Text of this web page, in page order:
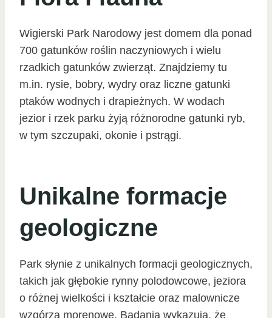
Wigierski Park Narodowy jest domem dla ponad
700 gatunków roślin naczyniowych i wielu
rzadkich gatunków zwierząt. Znajdziemy tu
m.in. rysie, bobry, wydry oraz liczne gatunki
ptaków wodnych i drapieżnych. W wodach
jezior i rzek parku żyją różnorodne gatunki ryb,
w tym szczupaki, okonie i pstrągi.
Unikalne formacje
geologiczne
Park słynie z unikalnych formacji geologicznych,
takich jak głębokie rynny polodowcowe, jeziora
o różnej wielkości i kształcie oraz malownicze
wzgórza morenowe. Badania wykazują, że